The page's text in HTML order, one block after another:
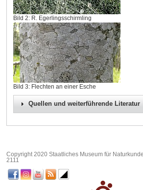
Bild 2: R. Egerlingsschirmling
Bild 3: Flechten an einer Esche
Quellen und weiterführende Literatur
Copyright 2020 Staatliches Museum für
2111